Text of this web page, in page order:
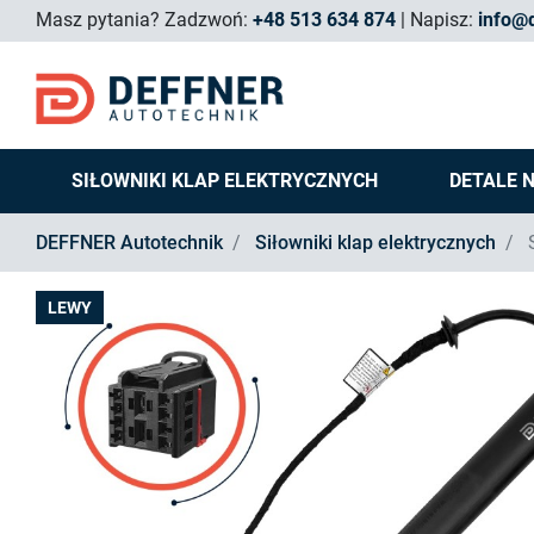
Masz pytania? Zadzwoń: +48 513 634 874 Napisz:
SIŁOWNIKI KLAP ELEKTRYCZNYCH DETALE
DEFFNER Autotechnik Siłowniki klap elektrycznych
LEWY